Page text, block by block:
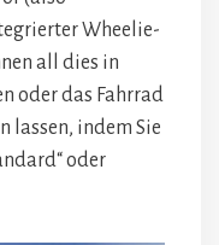
Wheelie-
all dies in
oder das Fahrrad
lassen, indem Sie
oder